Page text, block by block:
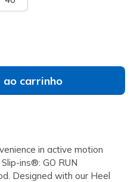
carrinho
in active motion
ins®: GO RUN
Designed with our Heel